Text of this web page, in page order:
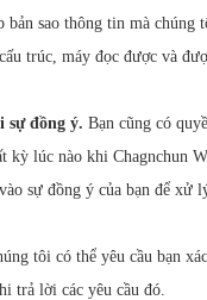
bản sao thông tin mà chúng
trúc, máy đọc được và
sự đồng ý. Bạn cũng có
kỳ lúc nào khi Chagnchun
sự đồng ý của bạn để xử
tôi có thể yêu cầu bạn
trả lời các yêu cầu đó.